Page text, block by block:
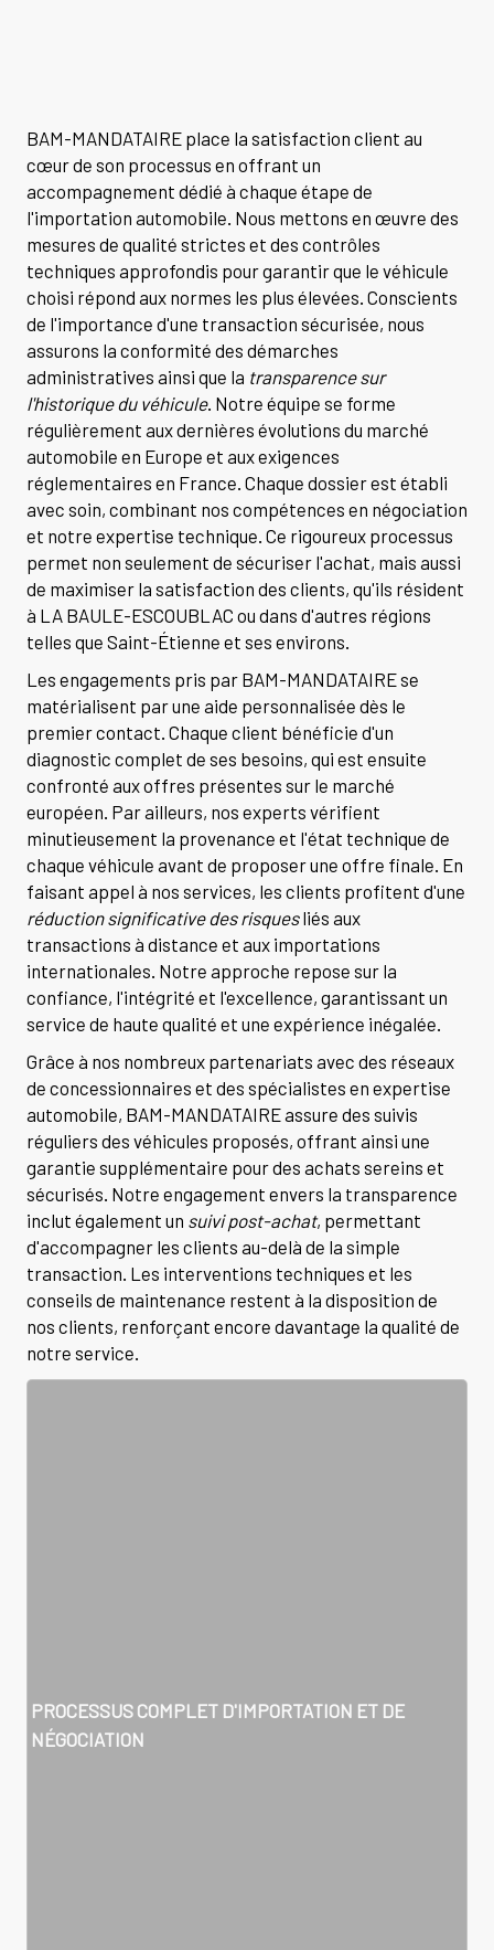
BAM-MANDATAIRE place la satisfaction client au
cœur de son processus en offrant un
accompagnement dédié à chaque étape de
l'importation automobile. Nous mettons en œuvre des
mesures de qualité strictes et des contrôles
techniques approfondis pour garantir que le véhicule
choisi répond aux normes les plus élevées. Conscients
de l'importance d'une transaction sécurisée, nous
assurons la conformité des démarches
administratives ainsi que la transparence sur
l'historique du véhicule. Notre équipe se forme
régulièrement aux dernières évolutions du marché
automobile en Europe et aux exigences
réglementaires en France. Chaque dossier est établi
avec soin, combinant nos compétences en négociation
et notre expertise technique. Ce rigoureux processus
permet non seulement de sécuriser l'achat, mais aussi
de maximiser la satisfaction des clients, qu'ils résident
à LA BAULE-ESCOUBLAC ou dans d'autres régions
telles que Saint-Étienne et ses environs.
Les engagements pris par BAM-MANDATAIRE se
matérialisent par une aide personnalisée dès le
premier contact. Chaque client bénéficie d'un
diagnostic complet de ses besoins, qui est ensuite
confronté aux offres présentes sur le marché
européen. Par ailleurs, nos experts vérifient
minutieusement la provenance et l'état technique de
chaque véhicule avant de proposer une offre finale. En
faisant appel à nos services, les clients profitent d'une
réduction significative des risquesliés aux
transactions à distance et aux importations
internationales. Notre approche repose sur la
confiance, l'intégrité et l'excellence, garantissant un
service de haute qualité et une expérience inégalée.
Grâce à nos nombreux partenariats avec des réseaux
de concessionnaires et des spécialistes en expertise
automobile, BAM-MANDATAIRE assure des suivis
réguliers des véhicules proposés, offrant ainsi une
garantie supplémentaire pour des achats sereins et
sécurisés. Notre engagement envers la transparence
inclut également un suivi post-achat, permettant
d'accompagner les clients au-delà de la simple
transaction. Les interventions techniques et les
conseils de maintenance restent à la disposition de
nos clients, renforçant encore davantage la qualité de
notre service.
PROCESSUS COMPLET D'IMPORTATION ET DE
NÉGOCIATION